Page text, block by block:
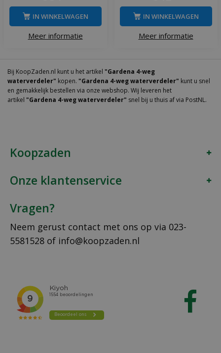
Meer informatie
IN WINKELWAGEN
Meer informatie
IN WINKELWAGEN
Bij KoopZaden.nl kunt u het artikel "Gardena 4-weg
waterverdeler" kopen. "Gardena 4-weg waterverdeler" kunt u snel
en gemakkelijk bestellen via onze webshop. Wij leveren het
artikel "Gardena 4-weg waterverdeler" snel bij u thuis af via PostNL.
Koopzaden
Onze klantenservice
Vragen?
Neem gerust contact met ons op via 023-
5581528 of info@koopzaden.nl